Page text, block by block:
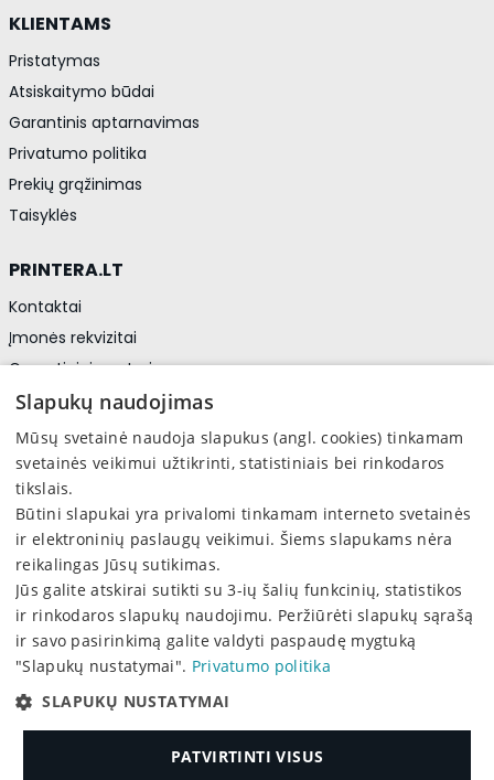
KLIENTAMS
Pristatymas
Atsiskaitymo būdai
Garantinis aptarnavimas
Privatumo politika
Prekių grąžinimas
Taisyklės
PRINTERA.LT
Kontaktai
Įmonės rekvizitai
Garantiniai centrai
Privatumo politika
Asmens duomenų apsauga
Sekite mus
Facebook
2026 © PRINTERA, UAB. Visos teisės saugomos
This site is protected by reCAPTCHA and the GooglePrivacy Policyand
Slapukų naudojimas
Mūsų svetainė naudoja slapukus (angl. cookies) tinkamam
svetainės veikimui užtikrinti, statistiniais bei rinkodaros
tikslais.
Būtini slapukai yra privalomi tinkamam interneto svetainės
ir elektroninių paslaugų veikimui. Šiems slapukams nėra
reikalingas Jūsų sutikimas.
Jūs galite atskirai sutikti su 3-ių šalių funkcinių, statistikos
ir rinkodaros slapukų naudojimu. Peržiūrėti slapukų sąrašą
ir savo pasirinkimą galite valdyti paspaudę mygtuką
"Slapukų nustatymai". Privatumo politika
SLAPUKŲ NUSTATYMAI
PATVIRTINTI VISUS